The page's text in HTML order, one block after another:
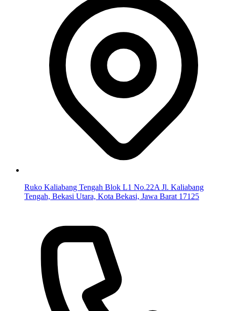
Ruko Kaliabang Tengah Blok L1 No.22A Jl. Kaliabang
Tengah, Bekasi Utara, Kota Bekasi, Jawa Barat 17125